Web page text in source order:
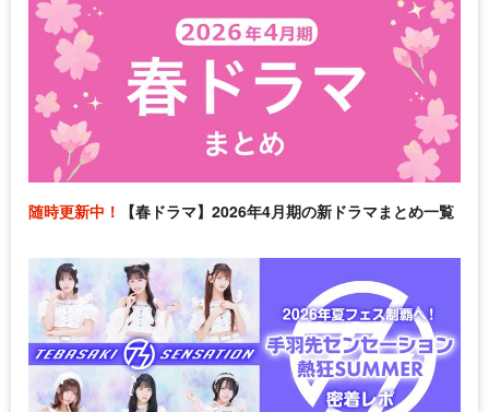
随時更新中！ 【春ドラマ】2026年4月期の新ドラマまとめ一覧